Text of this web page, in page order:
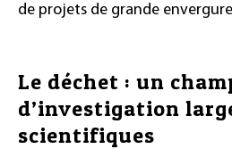
de projets de grande
Le déchet : un
d’investigation
scientifiques